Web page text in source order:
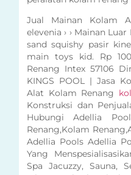
Jual Mainan Kolam
elevenia › › Mainan
sand squishy pasir
main toys kid. Rp
Renang Intex 57106
KINGS POOL | Jasa
Alat Kolam Renang
Konstruksi dan
Hubungi Adellia
Renang,Kolam
Adellia Pools Adellia
Yang
Spa Jacuzzy, Sauna,